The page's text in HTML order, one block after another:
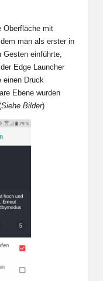
Oberfläche mit
man als erster in
einführte,
Edge Launcher
einen Druck
Ebene wurden
Siehe Bilder)